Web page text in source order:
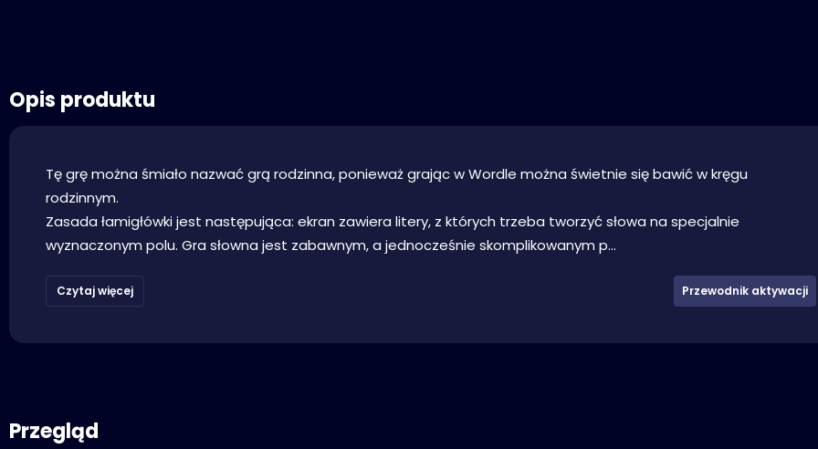
Opis produktu
Tę grę można śmiało nazwać grą rodzinna, ponieważ grając w Wordle można świetnie się bawić w kręgu
rodzinnym.
Zasada łamigłówki jest następująca: ekran zawiera litery, z których trzeba tworzyć słowa na specjalnie
wyznaczonym polu. Gra słowna jest zabawnym, a jednocześnie skomplikowanym p...
Czytaj więcej Przewodnik aktywacji
Przegląd